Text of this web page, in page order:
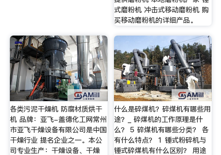
式磨粉机 冲击式移动磨粉机 购
买移动磨粉机的详细产品。
各类污泥干燥机 防腐材质烘干
机 品牌：亚飞-盖德化工网常州
市亚飞干燥设备有限公司是中国
干燥行业 提名企业之一。本公
司专业生产：干燥设备、干燥
什么是碎煤机？碎煤机有哪些用
途？_ 碎煤机的工作原理是什
么？ 5 碎煤机有哪些分类？ 各
有什么特点？ 1 锤式粉碎机与
锤式碎煤机有什么区别？ 用途